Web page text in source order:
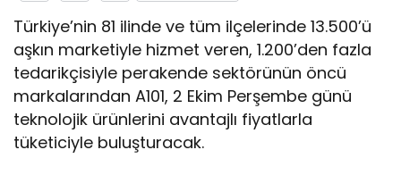
Türkiye’nin 81 ilinde ve tüm ilçelerinde 13.500’ü
aşkın marketiyle hizmet veren, 1.200’den fazla
tedarikçisiyle perakende sektörünün öncü
markalarından A101, 2 Ekim Perşembe günü
teknolojik ürünlerini avantajlı fiyatlarla
tüketiciyle buluşturacak.